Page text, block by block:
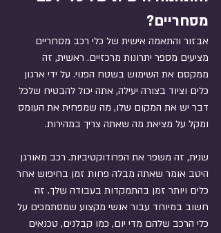
מסחריים?
אבזור והתאמה אישית של כלי רכב מסחריים
מציעים מספר יתרונות מרכזיים. ראשית, זה
ממקסם את השימוש בשטח הפנוי. על ידי ארגון
כלים וציוד בצורה יעילה, אתה יכול להבטיח שלכל
דבר יש את המקום שלו, מה שמפחית את העומס
ומקל על מציאת מה שאתה צריך במהירות.
שנית, זה משפר את הפרודוקטיביות. רכב מאורגן
היטב אומר שאתה מבלה פחות זמן בחיפוש אחר
כלים ויותר זמן בהתמקדות בעבודה שלך. זה
חשוב במיוחד עבור אנשי מקצוע שמסתמכים על
כלי הרכב שלהם מדי יום, כמו קבלנים, טכנאים